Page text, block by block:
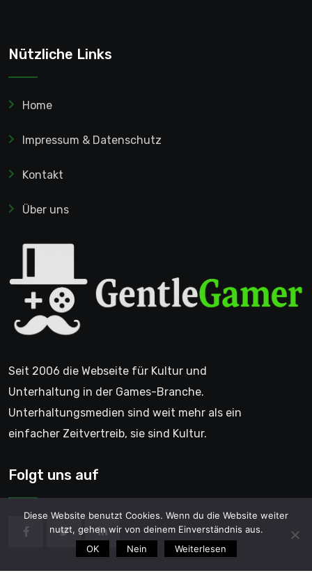
Nützliche Links
Home
Impressum & Datenschutz
Kontakt
Über uns
Seit 2006 die Webseite für Kultur und
Unterhaltung in der Games-Branche.
Unterhaltungsmedien sind weit mehr als ein
einfacher Zeitvertreib, sie sind Kultur.
Folgt uns auf
Diese Website benutzt Cookies. Wenn du die Website weiter
nutzt, gehen wir von deinem Einverständnis aus.
OK
Nein Weiterlesen